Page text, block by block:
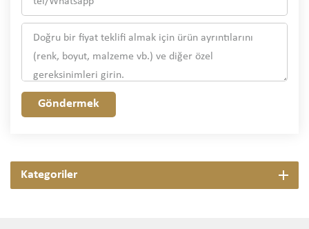
Göndermek
Kategoriler